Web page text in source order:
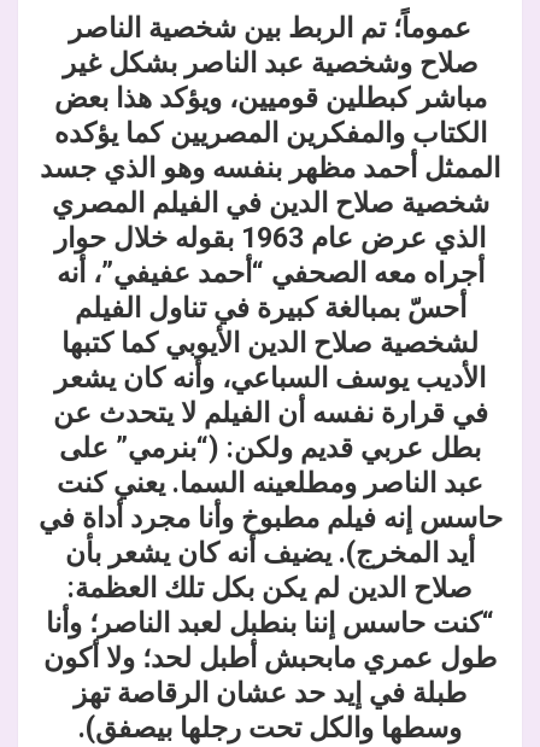
عموماً؛ تم الربط بين شخصية الناصر
صلاح وشخصية عبد الناصر بشكل غير
مباشر كبطلين قوميين، ويؤكد هذا بعض
الكتاب والمفكرين المصريين كما يؤكده
الممثل أحمد مظهر بنفسه وهو الذي جسد
شخصية صلاح الدين في الفيلم المصري
الذي عرض عام 1963 بقوله خلال حوار
أجراه معه الصحفي “ أحمد عفيفي”، أنه
أحسّ بمبالغة كبيرة في تناول الفيلم
لشخصية صلاح الدين الأيوبي كما كتبها
الأديب يوسف السباعي، وأنه كان يشعر
في قرارة نفسه أن الفيلم لا يتحدث عن
بطل عربي قديم ولكن: (“بنرمي” على
عبد الناصر ومطلعينه السما. يعني كنت
حاسس إنه فيلم مطبوخ وأنا مجرد أداة في
أيد المخرج). يضيف أنه كان يشعر بأن
صلاح الدين لم يكن بكل تلك العظمة:
“كنت حاسس إننا بنطبل لعبد الناصر؛ وأنا
طول عمري مابحبش أطبل لحد؛ ولا أكون
طبلة في إيد حد عشان الرقاصة تهز
وسطها والكل تحت رجلها بيصفق).